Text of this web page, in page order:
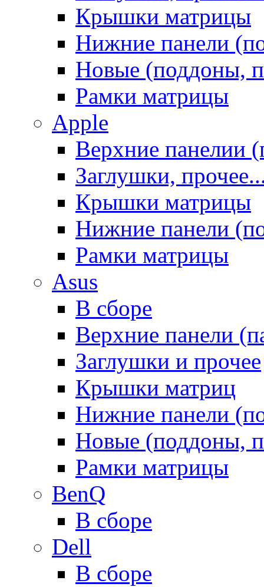
Крышки матрицы
Нижние панели
Новые (поддоны,
Рамки матрицы
Apple
Верхние панелии
Заглушки,
Крышки матрицы
Нижние панели
Рамки матрицы
Asus
В сборе
Верхние панели
Заглушки и прочее
Крышки матриц
Нижние панели
Новые (поддоны,
Рамки матрицы
BenQ
В сборе
Dell
В сборе